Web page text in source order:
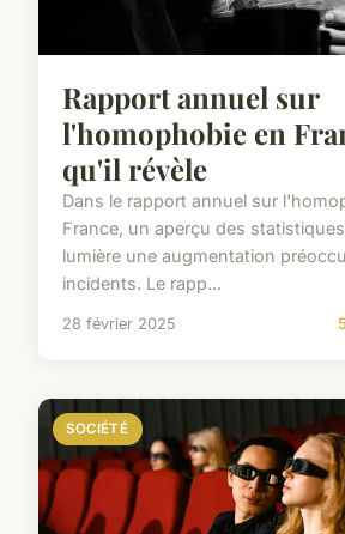
Rapport annuel sur
l'homophobie en
qu'il révèle
Dans le rapport annuel sur
France, un aperçu des
lumière une augmentation
incidents. Le rapp...
28 février 2025
SOCIÉTÉ